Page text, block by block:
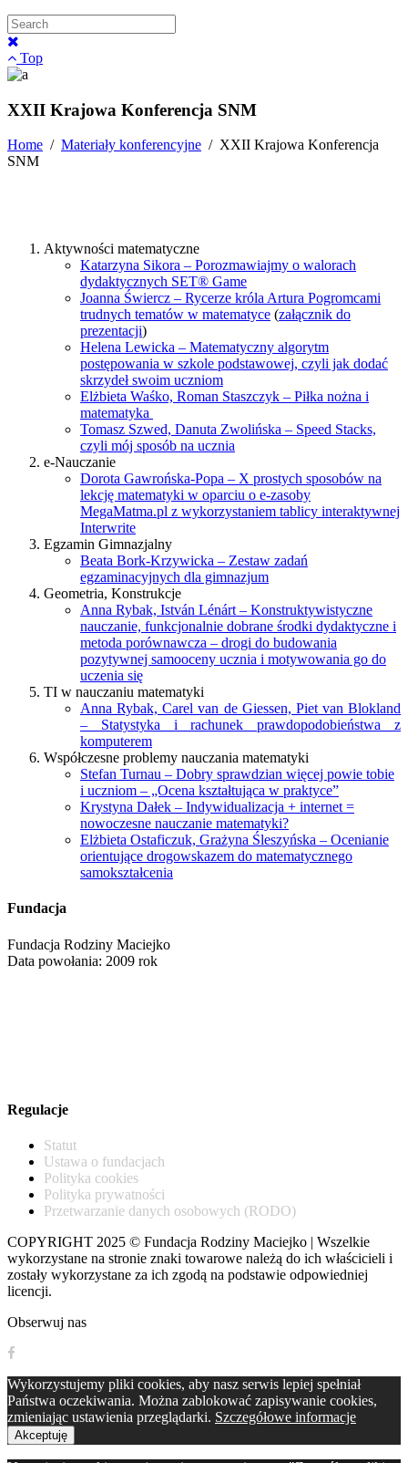
Top
XXII Krajowa Konferencja SNM
Home / Materiały konferencyjne / XXII Krajowa Konferencja
SNM
Aktywności matematyczne
Katarzyna Sikora – Porozmawiajmy o walorach
dydaktycznych SET® Game
Joanna Świercz – Rycerze króla Artura Pogromcami
trudnych tematów w matematyce (załącznik do
prezentacji)
Helena Lewicka – Matematyczny algorytm
postępowania w szkole podstawowej, czyli jak dodać
skrzydeł swoim uczniom
Elżbieta Waśko, Roman Staszczyk – Piłka nożna i
matematyka
Tomasz Szwed, Danuta Zwolińska – Speed Stacks,
czyli mój sposób na ucznia
e-Nauczanie
Dorota Gawrońska-Popa – X prostych sposobów na
lekcję matematyki w oparciu o e-zasoby
MegaMatma.pl z wykorzystaniem tablicy interaktywnej
Interwrite
Egzamin Gimnazjalny
Beata Bork-Krzywicka – Zestaw zadań
egzaminacyjnych dla gimnazjum
Geometria, Konstrukcje
Anna Rybak, István Lénárt – Konstruktywistyczne
nauczanie, funkcjonalnie dobrane środki dydaktyczne i
metoda porównawcza – drogi do budowania
pozytywnej samooceny ucznia i motywowania go do
uczenia się
TI w nauczaniu matematyki
Anna Rybak, Carel van de Giessen, Piet van Blokland
– Statystyka i rachunek prawdopodobieństwa z
komputerem
Współczesne problemy nauczania matematyki
Stefan Turnau – Dobry sprawdzian więcej powie tobie
i uczniom – „Ocena kształtująca w praktyce”
Krystyna Dałek – Indywidualizacja + internet =
nowoczesne nauczanie matematyki?
Elżbieta Ostaficzuk, Grażyna Śleszyńska – Ocenianie
orientujące drogowskazem do matematycznego
samokształcenia
Fundacja
Fundacja Rodziny Maciejko
Data powołania: 2009 rok
Regulacje
Statut
Ustawa o fundacjach
Polityka cookies
Polityka prywatności
Przetwarzanie danych osobowych (RODO)
COPYRIGHT 2025 © Fundacja Rodziny Maciejko | Wszelkie
wykorzystane na stronie znaki towarowe należą do ich właścicieli i
zostały wykorzystane za ich zgodą na podstawie odpowiedniej
licencji.
Obserwuj nas
Wykorzystujemy pliki cookies, aby nasz serwis lepiej spełniał
Państwa oczekiwania. Można zablokować zapisywanie cookies,
zmieniając ustawienia przeglądarki. Szczegółowe informacje
Akceptuję